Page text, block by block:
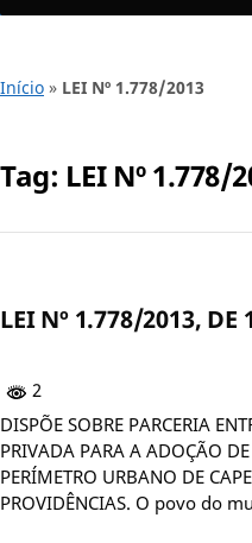
Início » LEI Nº 1.778/2013
Tag: LEI Nº 1.778/
LEI Nº 1.778/2013, DE
2
DISPÕE SOBRE PARCERIA
PRIVADA PARA A ADOÇÃO
PERÍMETRO URBANO DE
PROVIDÊNCIAS. O povo do